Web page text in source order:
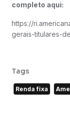
completo aqui:
https://
gerais-titulares-
Tags
Renda fixa